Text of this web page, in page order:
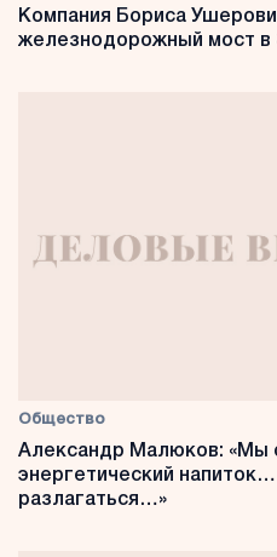
Компания Бориса
железнодорожный мост в
Общество
Александр Малюков: «Мы
энергетический
разлагаться…»